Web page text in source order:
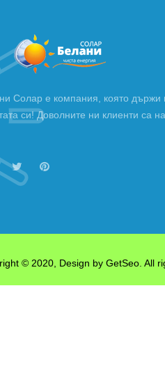
Солар е компания, която държи
си! Доволните ни клиенти са
© 2020, Design by GetSeo . All